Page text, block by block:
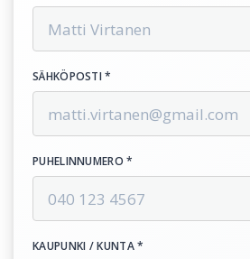
SÄHKÖPOSTI *
PUHELINNUMERO *
KAUPUNKI / KUNTA *